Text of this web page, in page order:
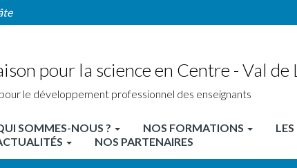
pour la science en Centre - Val de
le développement professionnel des enseignants
SOMMES-NOUS ? NOS FORMATIONS
NOS PARTENAIRES